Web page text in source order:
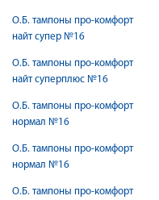
О.Б. тампоны про-комфорт
найт супер №16
О.Б. тампоны про-комфорт
найт суперплюс №16
О.Б. тампоны про-комфорт
нормал №16
О.Б. тампоны про-комфорт
нормал №16
О.Б. тампоны про-комфорт